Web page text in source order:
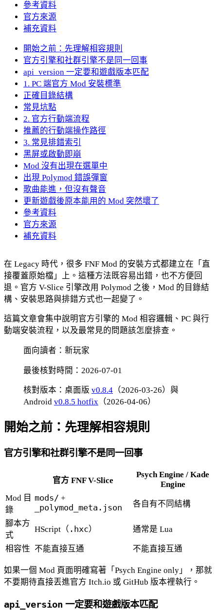
參考資料
官方來源
補充資料
開始之前：先理解相容規則
官方引擎和社群引擎不是同一回事
api_version 一定要和遊戲版本匹配
1. PC 端官方 Mod 安裝標準
正確目錄結構
常見坑點
2. 官方行動端流程
推薦的行動端操作路徑
3. 常見排錯索引
黑屏或啟動即崩
Mod 沒有出現在選單中
出現 Polymod 錯誤彈窗
歌曲能進，但沒有聲音
更新遊戲後原本能用的 Mod 突然壞了
參考資料
官方來源
補充資料
在 Legacy 時代，很多 FNF Mod 的安裝方式都建立在「直
接覆蓋原始檔」上。這種方法既容易出錯，也不方便回
退。官方 V-Slice 引擎改用 Polymod 之後，Mod 的目錄結
構、安裝思路與排錯方式也一起變了。
這篇文章會集中說明官方引擎的 Mod 相容邏輯、PC 與行
動端安裝流程，以及最常見的問題該怎麼排查。
面向讀者：新玩家
最後核對時間：2026-07-01
核對版本：桌面版 v0.8.4 （2026-03-26）與
Android v0.8.5 hotfix （2026-04-06）
開始之前：先理解相容規則
官方引擎和社群引擎不是同一回事
官方 FNF V-Slice
Psych Engine / Kade
Engine
Mod 目
錄
mods/ +
_polymod_meta.json
各自有不同結構
腳本方
式
HScript（ .hxc） 通常是 Lua
相容性 不能直接互通 不能直接互通
如果一個 Mod 頁面明確寫著「Psych Engine only」，那就
不要期待直接丟進官方 Itch.io 或 GitHub 版本裡執行。
api_version 一定要和遊戲版本匹配